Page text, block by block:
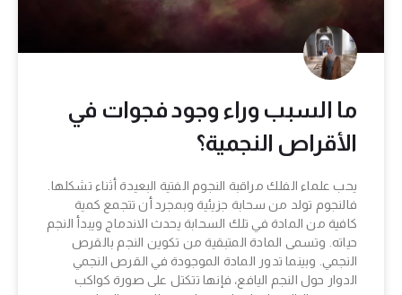
ما السبب وراء وجود فجوات في
الأقراص النجمية؟
يحب علماء الفلك مراقبة النجوم الفتية البعيدة أثناء تشكلها.
فالنجوم تولد من سحابة جزيئية وبمجرد أن تتجمع كمية
كافية من المادة في تلك السحابة يحدث الاندماج ويبدأ النجم
حياته. وتسمى المادة المتبقية من تكوين النجم بالقرص
النجمي. وبينما تدور المادة الموجودة في القرص النجمي
الدوار حول النجم اليافع، فإنها تتكتل على صورة كواكب